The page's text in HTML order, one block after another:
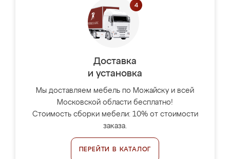
Доставка
и установка
Мы доставляем мебель по Можайску и всей
Московской области бесплатно!
Стоимость сборки мебели: 10% от стоимости
заказа.
ПЕРЕЙТИ В КАТАЛОГ